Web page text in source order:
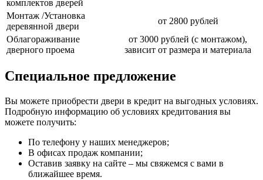
комплектов дверей
Монтаж /Установка
деревянной двери
от 2800 рублей
Облагораживание
дверного проема
от 3000 рублей (с монтажом),
зависит от размера и материала
Специальное предложение
Вы можете приобрести двери в кредит на выгодных условиях.
Подробную информацию об условиях кредитования вы
можете получить:
По телефону у наших менеджеров;
В офисах продаж компании;
Оставив заявку на сайте – мы свяжемся с вами в
ближайшее время.